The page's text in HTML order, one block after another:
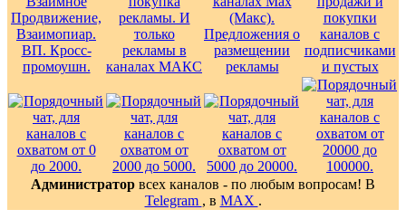
Администратор всех каналов - по любым вопросам! В
Telegram , в MAX .